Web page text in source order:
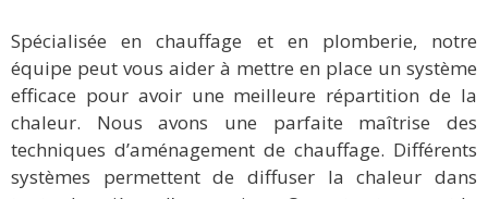
Spécialisée en chauffage et en plomberie, notre
équipe peut vous aider à mettre en place un système
efficace pour avoir une meilleure répartition de la
chaleur. Nous avons une parfaite maîtrise des
techniques d’aménagement de chauffage. Différents
systèmes permettent de diffuser la chaleur dans